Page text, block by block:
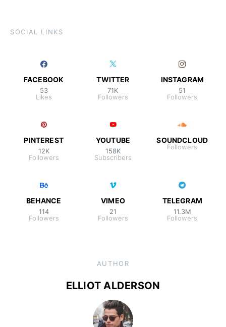
SOCIAL LINKS
FACEBOOK
53
Likes
TWITTER
71K
Followers
INSTAGRAM
51
Followers
PINTEREST
12K
Followers
YOUTUBE
158K
Subscribers
SOUNDCLOUD
Followers
BEHANCE
114
Followers
VIMEO
21
Followers
TELEGRAM
11.3M
Followers
AUTHOR
ELLIOT ALDERSON